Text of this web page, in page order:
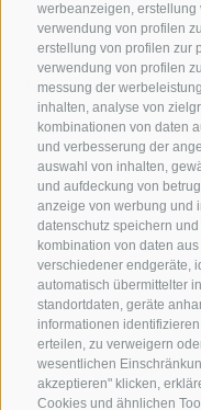
werbeanzeigen,
verwendung von profilen
erstellung von profilen zur
verwendung von profilen
messung der
inhalten, analyse von
kombinationen von daten
und verbesserung der
auswahl von inhalten,
und aufdeckung von
anzeige von werbung und
datenschutz speichern
kombination von daten
verschiedener endgeräte,
automatisch übermittelter
standortdaten, geräte
informationen
erteilen, zu verweigern
wesentlichen
akzeptieren" klicken,
Cookies und ähnlichen